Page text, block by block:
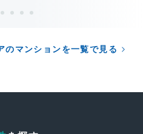
のマンションを一覧で見る